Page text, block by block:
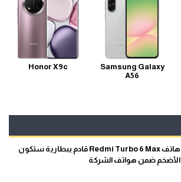
Samsung Galaxy
A56
Honor X9c
هاتف Redmi Turbo 6 Max قادم ببطارية ستكون
الأضخم ضمن هواتف الشركة